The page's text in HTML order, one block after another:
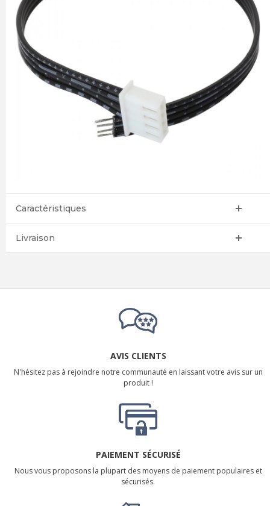
Caractéristiques
Livraison
AVIS CLIENTS
N'hésitez pas à rejoindre notre communauté en laissant votre avis sur un
produit !
PAIEMENT SÉCURISÉ
Nous vous proposons la plupart des moyens de paiement populaires et
sécurisés.